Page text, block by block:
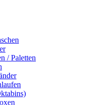
/ Paletten